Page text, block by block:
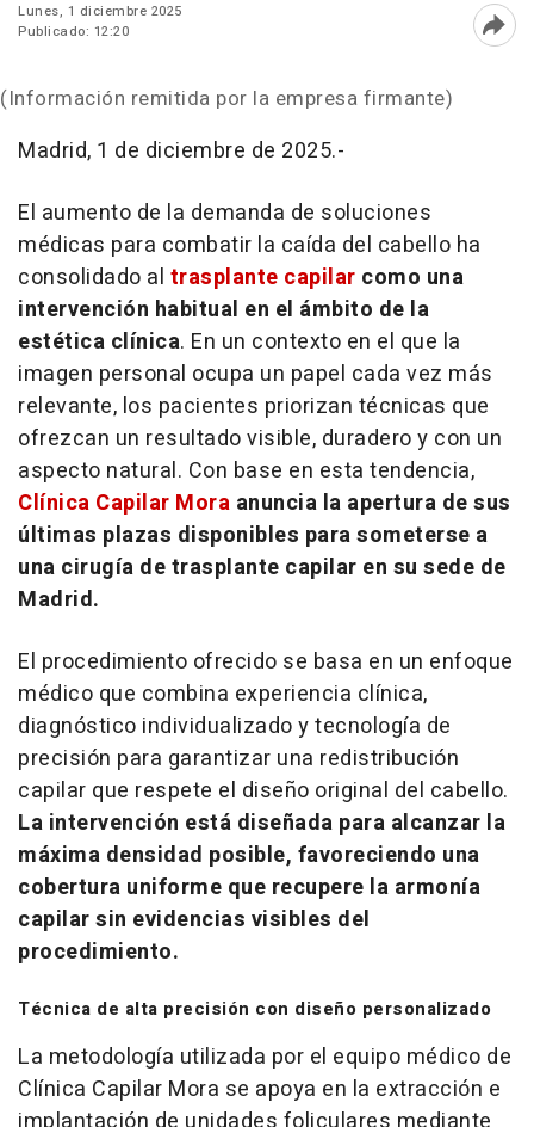
Lunes, 1 diciembre 2025
Publicado: 12:20
(Información remitida por la empresa firmante)
Madrid, 1 de diciembre de 2025.-
El aumento de la demanda de soluciones
médicas para combatir la caída del cabello ha
consolidado al trasplante capilar como una
intervención habitual en el ámbito de la
estética clínica. En un contexto en el que la
imagen personal ocupa un papel cada vez más
relevante, los pacientes priorizan técnicas que
ofrezcan un resultado visible, duradero y con un
aspecto natural. Con base en esta tendencia,
Clínica Capilar Mora anuncia la apertura de sus
últimas plazas disponibles para someterse a
una cirugía de trasplante capilar en su sede de
Madrid.
El procedimiento ofrecido se basa en un enfoque
médico que combina experiencia clínica,
diagnóstico individualizado y tecnología de
precisión para garantizar una redistribución
capilar que respete el diseño original del cabello.
La intervención está diseñada para alcanzar la
máxima densidad posible, favoreciendo una
cobertura uniforme que recupere la armonía
capilar sin evidencias visibles del
procedimiento.
Técnica de alta precisión con diseño personalizado
La metodología utilizada por el equipo médico de
Clínica Capilar Mora se apoya en la extracción e